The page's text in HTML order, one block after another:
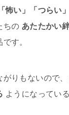
「怖い」「つらい」
ちの あたたかい
す。
がりもないので
ようになってい